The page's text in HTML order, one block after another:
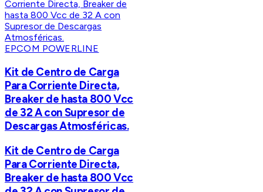
EPCOM POWERLINE
Kit de Centro de Carga
Para Corriente Directa,
Breaker de hasta 800 Vcc
de 32 A con Supresor de
Descargas Atmosféricas.
Kit de Centro de Carga
Para Corriente Directa,
Breaker de hasta 800 Vcc